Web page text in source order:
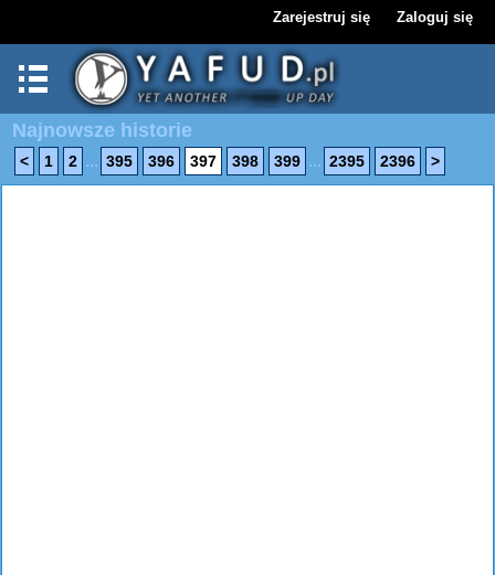
Zarejestruj się Zaloguj się
Najnowsze historie
< 1 2 ... 395 396 397 398 399 ... 2395 2396 >